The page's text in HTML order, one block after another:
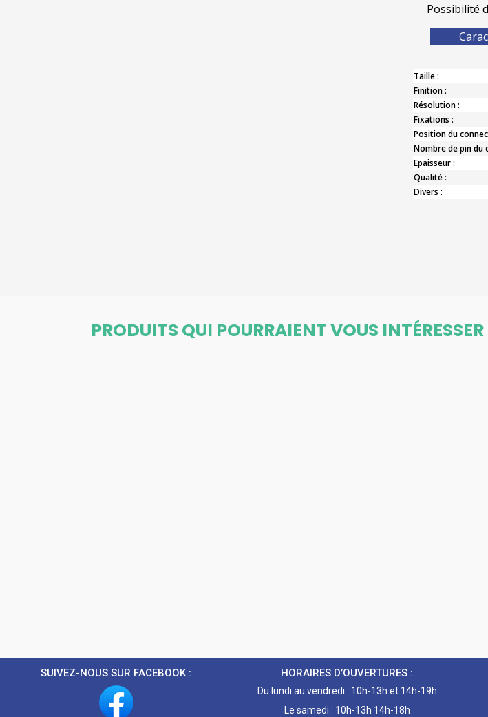
Possibilité
Taille :
Finition :
Résolution :
Fixations :
Position du
Nombre de pin du
Epaisseur :
Qualité :
Divers :
PRODUITS QUI POURRAIENT VOUS INTÉRESSER
SUIVEZ-NOUS SUR FACEBOOK : HORAIRES D’OUVERTURES :
Du lundi au vendredi : 10h-13h et 14h-19h
Le samedi : 10h-13h 14h-18h